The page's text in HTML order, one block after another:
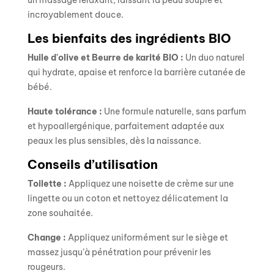
incroyablement douce.
Les bienfaits des ingrédients BIO
Huile d'olive et Beurre de karité BIO : Un duo naturel
qui hydrate, apaise et renforce la barrière cutanée de
bébé.
Haute tolérance : Une formule naturelle, sans parfum
et hypoallergénique, parfaitement adaptée aux
peaux les plus sensibles, dès la naissance.
Conseils d’utilisation
Toilette : Appliquez une noisette de crème sur une
lingette ou un coton et nettoyez délicatement la
zone souhaitée.
Change : Appliquez uniformément sur le siège et
massez jusqu’à pénétration pour prévenir les
rougeurs.